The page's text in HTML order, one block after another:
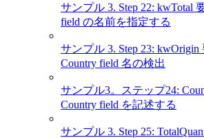
サンプル 3. Step 22: kwTotal
field の名前を指定する
サンプル 3. Step 23:
Country field 名の検出
サンプル3。ステップ24:
Country field を記述する
サンプル 3. Step 25: